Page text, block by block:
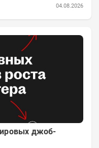
04.08.2026
джоб-